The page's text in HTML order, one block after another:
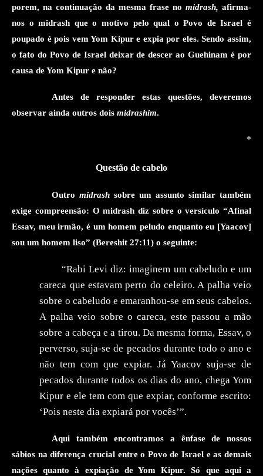
porem, na continuação da mesma frase no midrash, afirma-
nos o midrash que o motivo pelo qual o Povo de Israel é
poupado é pois vem Yom Kipur e expia por eles. Sendo assim,
o fato do Povo de Israel deixar de descer ao Guehinam é por
causa de Yom Kipur e não?
Antes de responder estas questões, deveremos
observar ainda outros dois midrashim.
*
Questão de cabelo
Outromidrash sobre um assunto similar também
exige compreensão: O midrash diz sobre o versículo “Afinal
Essav, meu irmão, é um homem peludo enquanto eu [Yaacov]
sou um homem liso” (Bereshit 27:11) o seguinte:
“Rabi Levi diz: imaginem um cabeludo e um
careca que estavam perto do celeiro. A palha veio
sobre o cabeludo e emaranhou-se em seus cabelos.
A palha veio sobre o careca, este passou a mão
sobre a cabeça e a tirou. Da mesma forma, Essav, o
perverso, suja-se de pecados durante todo o ano e
não tem com que expiar. Já Yaacov suja-se de
pecados durante todos os dias do ano, chega Yom
Kipur e ele tem com que expiar, conforme escrito:
‘Pois neste dia expiará por vocês’”.
Aqui também encontramos a ênfase de nossos
sábios na diferença crucial entre o Povo de Israel e as demais
nações quanto à expiação de Yom Kipur. Só que aqui a